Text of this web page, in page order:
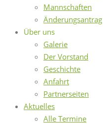
Mannschaften
Änderungsantrag
Über uns
Galerie
Der Vorstand
Geschichte
Anfahrt
Partnerseiten
Aktuelles
Alle Termine